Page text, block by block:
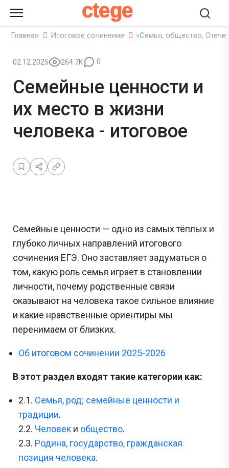
ctege
Главная Итоговое сочинение «Семья, общество,
02.12.2025 264.7K 0
Семейные ценности и
их место в жизни
человека - итоговое
Семейные ценности — одно из самых тёплых и
глубоко личных направлений итогового
сочинения ЕГЭ. Оно заставляет задуматься о
том, какую роль семья играет в становлении
личности, почему родственные связи
оказывают на человека такое сильное влияние
и какие нравственные ориентиры мы
перенимаем от близких.
Об итоговом сочинении 2025-2026
В этот раздел входят такие категории как:
2.1. Семья, род; семейные ценности и
традиции.
2.2. Человек и общество.
2.3. Родина, государство, гражданская
позиция человека.